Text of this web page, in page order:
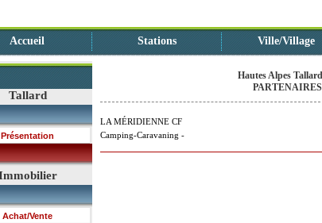
Accueil Stations Ville/Village
Tallard
Présentation
Achat/Vente
Hautes Alpes
LA MÉRIDIENNE CF
Camping-Caravaning -